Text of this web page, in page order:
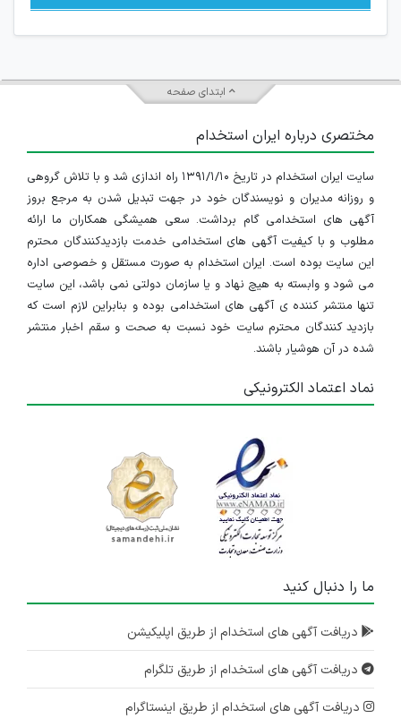
ابتدای صفحه
مختصری درباره ایران استخدام
سایت ایران استخدام در تاریخ ۱۳۹۱/۱/۱۰ راه اندازی شد و با تلاش گروهی
و روزانه مدیران و نویسندگان خود در جهت تبدیل شدن به مرجع بروز
آگهی های استخدامی گام برداشت. سعی همیشگی همکاران ما ارائه
مطلوب و با کیفیت آگهی های استخدامی خدمت بازدیدکنندگان محترم
این سایت بوده است. ایران استخدام به صورت مستقل و خصوصی اداره
می شود و وابسته به هیچ نهاد و یا سازمان دولتی نمی باشد، این سایت
تنها منتشر کننده ی آگهی های استخدامی بوده و بنابراین لازم است که
بازدید کنندگان محترم سایت خود نسبت به صحت و سقم اخبار منتشر
شده در آن هوشیار باشند.
نماد اعتماد الکترونیکی
ما را دنبال کنید
دریافت آگهی های استخدام از طریق اپلیکیشن
دریافت آگهی های استخدام از طریق تلگرام
دریافت آگهی های استخدام از طریق اینستاگرام